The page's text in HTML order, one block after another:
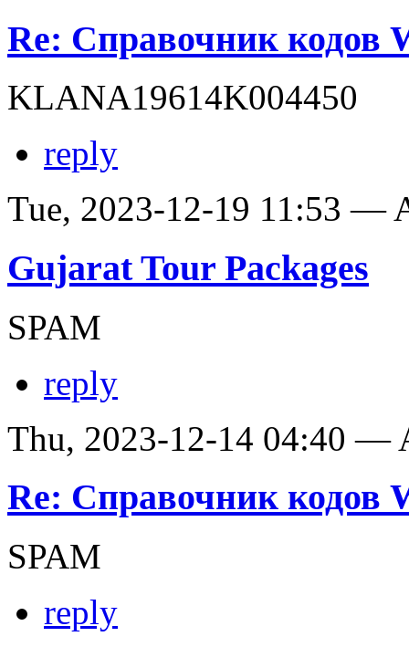
Re: Справочник кодов
KLANA19614K004450
reply
Tue, 2023-12-19 11:53 —
Gujarat Tour Packages
SPAM
reply
Thu, 2023-12-14 04:40 —
Re: Справочник кодов
SPAM
reply